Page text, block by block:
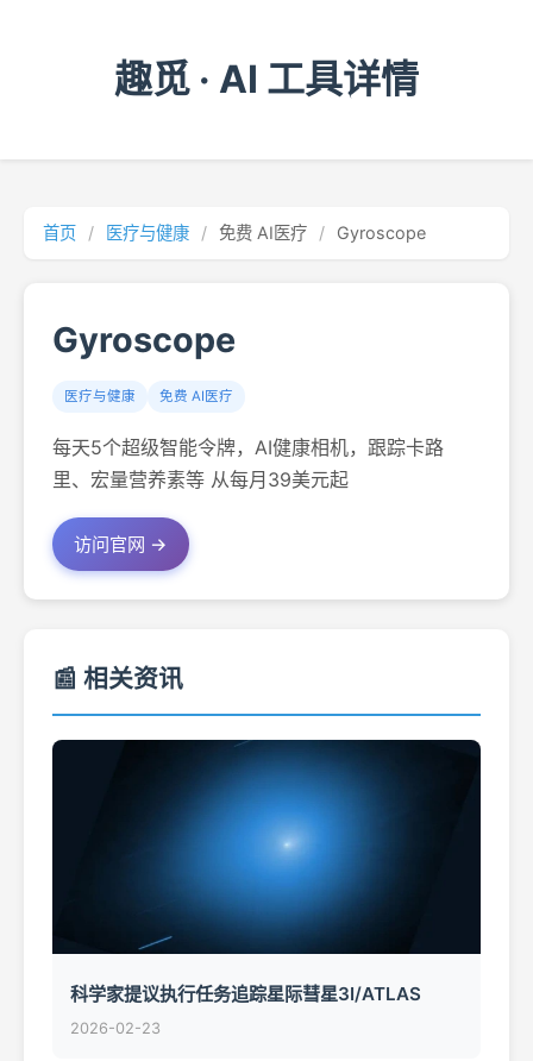
趣觅 · AI 工具详情
首页 / 医疗与健康 / 免费 AI医疗 / Gyroscope
Gyroscope
医疗与健康 免费 AI医疗
每天5个超级智能令牌，AI健康相机，跟踪卡路
里、宏量营养素等 从每月39美元起
访问官网 →
📰 相关资讯
科学家提议执行任务追踪星际彗星3I/ATLAS
2026-02-23